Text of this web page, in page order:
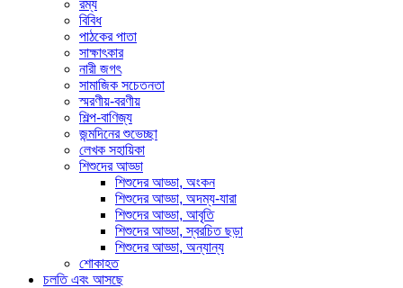
রম্য
বিবিধ
পাঠকের পাতা
সাক্ষাৎকার
নারী জগৎ
সামাজিক সচেতনতা
স্মরণীয়-বরণীয়
শিল্প-বাণিজ্য
জন্মদিনের শুভেচ্ছা
লেখক সহায়িকা
শিশুদের আড্ডা
শিশুদের আড্ডা, অংকন
শিশুদের আড্ডা, অদম্য-যারা
শিশুদের আড্ডা, আবৃতি
শিশুদের আড্ডা, স্বরচিত ছড়া
শিশুদের আড্ডা, অন্যান্য
শোকাহত
চলতি এবং আসছে